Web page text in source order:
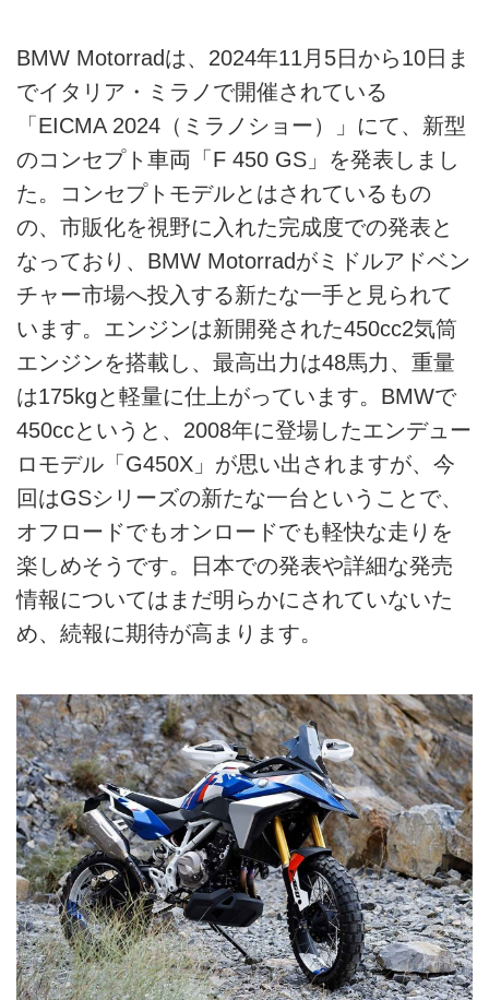
BMW Motorradは、2024年11月5日から10日ま
でイタリア・ミラノで開催されている
「EICMA 2024（ミラノショー）」にて、新型
のコンセプト車両「F 450 GS」を発表しまし
た。コンセプトモデルとはされているもの
の、市販化を視野に入れた完成度での発表と
なっており、BMW Motorradがミドルアドベン
チャー市場へ投入する新たな一手と見られて
います。エンジンは新開発された450cc2気筒
エンジンを搭載し、最高出力は48馬力、重量
は175kgと軽量に仕上がっています。BMWで
450ccというと、2008年に登場したエンデュー
ロモデル「G450X」が思い出されますが、今
回はGSシリーズの新たな一台ということで、
オフロードでもオンロードでも軽快な走りを
楽しめそうです。日本での発表や詳細な発売
情報についてはまだ明らかにされていないた
め、続報に期待が高まります。